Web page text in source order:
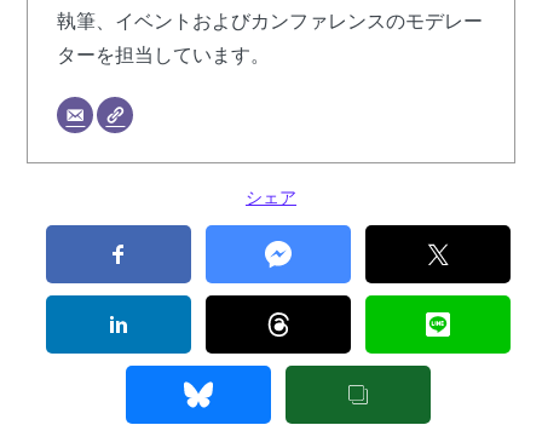
執筆、イベントおよびカンファレンスのモデレー
ターを担当しています。
シェア